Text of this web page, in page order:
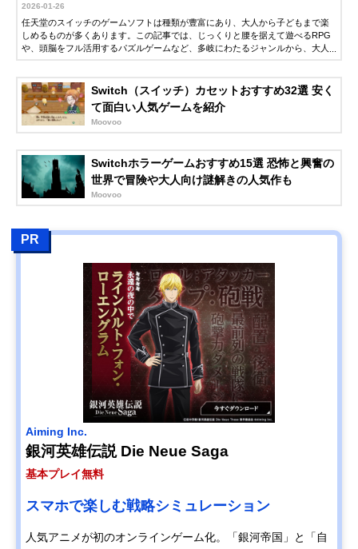
2026-01-26
任天堂のスイッチのゲームソフトは種類が豊富にあり、大人から子どもまで楽
しめるものが多くあります。この記事では、じっくりと腰を据えて遊べるRPG
や、頭脳をフル活用するパズルゲームなど、多岐にわたるジャンルから、大人
Switch（スイッチ）カセットおすすめ32選 安く
て面白い人気ゲームを紹介
Moovoo
Switchホラーゲームおすすめ15選 恐怖と興奮の
世界で冒険や大人向け謎解きの人気作も
Moovoo
PR
Aiming Inc.
銀河英雄伝説 Die Neue Saga
基本プレイ無料
スマホで楽しむ戦略シミュレーション
人気アニメが初のオンラインゲーム化。「銀河帝国」と「自